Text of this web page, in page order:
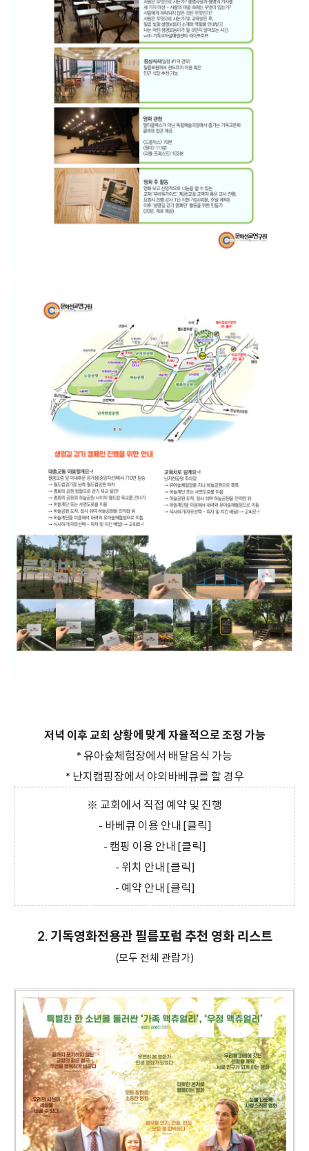
저녁 이후 교회 상황에 맞게 자율적으로 조정 가능
* 유아숲체험장에서 배달음식 가능
* 난지캠핑장에서 야외바베큐를 할 경우
※ 교회에서 직접 예약 및 진행
- 바베큐 이용 안내 [클릭]
- 캠핑 이용 안내 [클릭]
- 위치 안내 [클릭]
- 예약 안내 [클릭]
2. 기독영화전용관 필름포럼 추천 영화 리스트
(모두 전체 관람가)